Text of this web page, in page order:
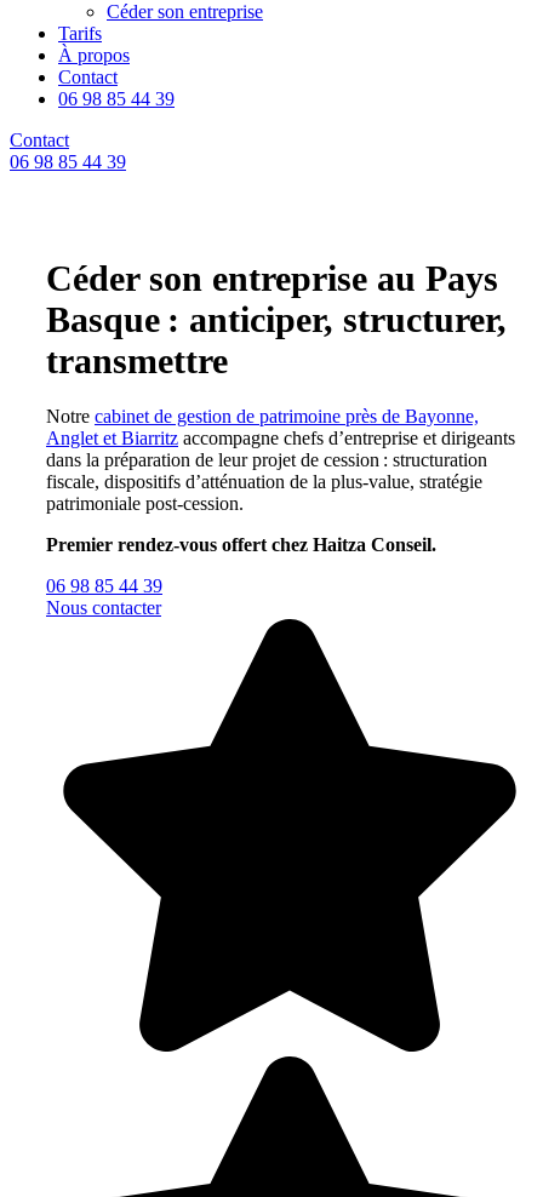
Céder son entreprise
Tarifs
À propos
Contact
06 98 85 44 39
Contact
06 98 85 44 39
Céder son entreprise au Pays
Basque : anticiper, structurer,
transmettre
Notre cabinet de gestion de patrimoine près de Bayonne,
Anglet et Biarritz accompagne chefs d’entreprise et dirigeants
dans la préparation de leur projet de cession : structuration
fiscale, dispositifs d’atténuation de la plus-value, stratégie
patrimoniale post-cession.
Premier rendez-vous offert chez Haitza Conseil.
06 98 85 44 39
Nous contacter